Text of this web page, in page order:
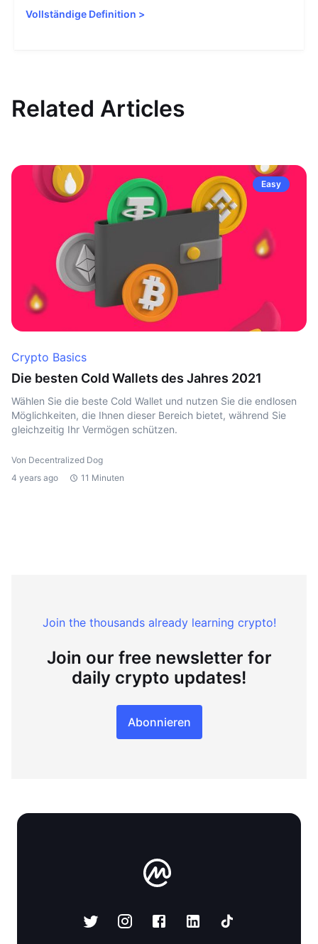
Vollständige Definition >
Related Articles
Easy
Crypto Basics
Die besten Cold Wallets des Jahres 2021
Wählen Sie die beste Cold Wallet und nutzen Sie die endlosen
Möglichkeiten, die Ihnen dieser Bereich bietet, während Sie
gleichzeitig Ihr Vermögen schützen.
Von Decentralized Dog
4 years ago
11 Minuten
Join the thousands already learning crypto!
Join our free newsletter for
daily crypto updates!
Abonnieren